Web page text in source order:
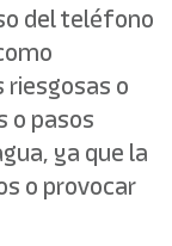
del teléfono
o
o pasos
ya que la
o provocar